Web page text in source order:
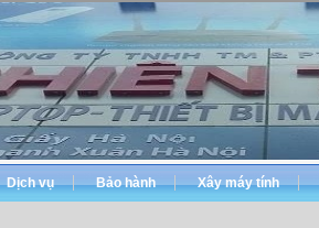
Dịch vụ Bảo hành Xây máy tính